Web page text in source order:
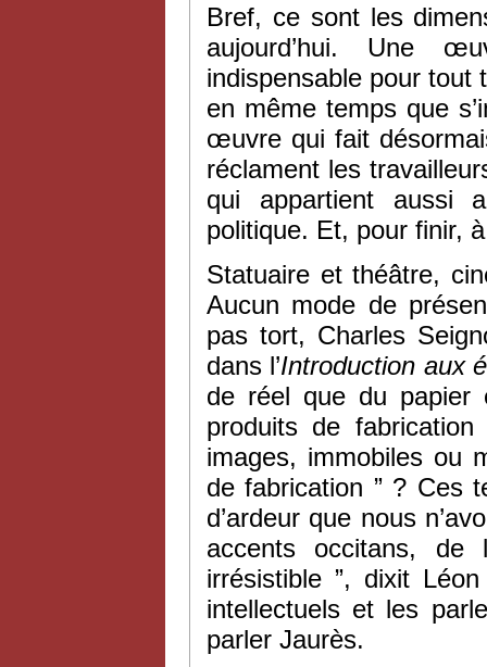
Bref, ce sont les
aujourd’hui. Une
indispensable pour tout
en même temps que
œuvre qui fait
réclament les
qui appartient aussi
politique. Et, pour finir,
Statuaire et théâtre,
Aucun mode de
pas tort, Charles
dans l’Introduction aux
de réel que du papier
produits de
images, immobiles ou
de fabrication ” ? Ces
d’ardeur que nous
accents occitans,
irrésistible ”, dixit
intellectuels et les
parler Jaurès.